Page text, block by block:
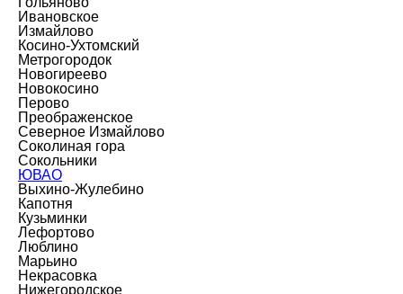
Ивановское
Измайлово
Косино-Ухтомский
Метрогородок
Новогиреево
Новокосино
Перово
Преображенское
Северное Измайлово
Соколиная гора
Сокольники
ЮВАО
Выхино-Жулебино
Капотня
Кузьминки
Лефортово
Люблино
Марьино
Некрасовка
Нижегородское